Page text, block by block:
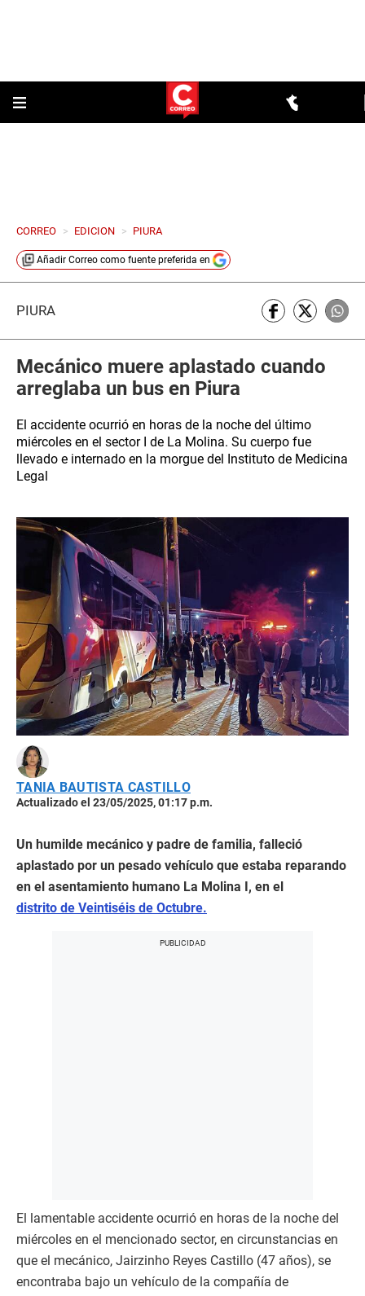
CORREO > EDICION > PIURA
Añadir Correo como fuente preferida en
PIURA
Mecánico muere aplastado cuando
arreglaba un bus en Piura
El accidente ocurrió en horas de la noche del último
miércoles en el sector I de La Molina. Su cuerpo fue
llevado e internado en la morgue del Instituto de Medicina
Legal
TANIA BAUTISTA CASTILLO
Actualizado el 23/05/2025, 01:17 p.m.
Un humilde mecánico y padre de familia, falleció
aplastado por un pesado vehículo que estaba reparando
en el asentamiento humano La Molina I, en el
distrito de Veintiséis de Octubre.
El lamentable accidente ocurrió en horas de la noche del
miércoles en el mencionado sector, en circunstancias en
que el mecánico, Jairzinho Reyes Castillo (47 años), se
encontraba bajo un vehículo de la compañía de